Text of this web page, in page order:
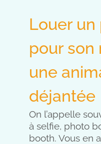
Louer
pour son
une
déjantée
On l’appelle
à selfie, photo
booth. Vous en